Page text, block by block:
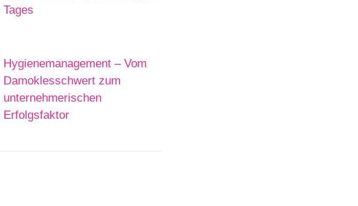
Tages
Hygienemanagement – Vom
Damoklesschwert zum
unternehmerischen
Erfolgsfaktor